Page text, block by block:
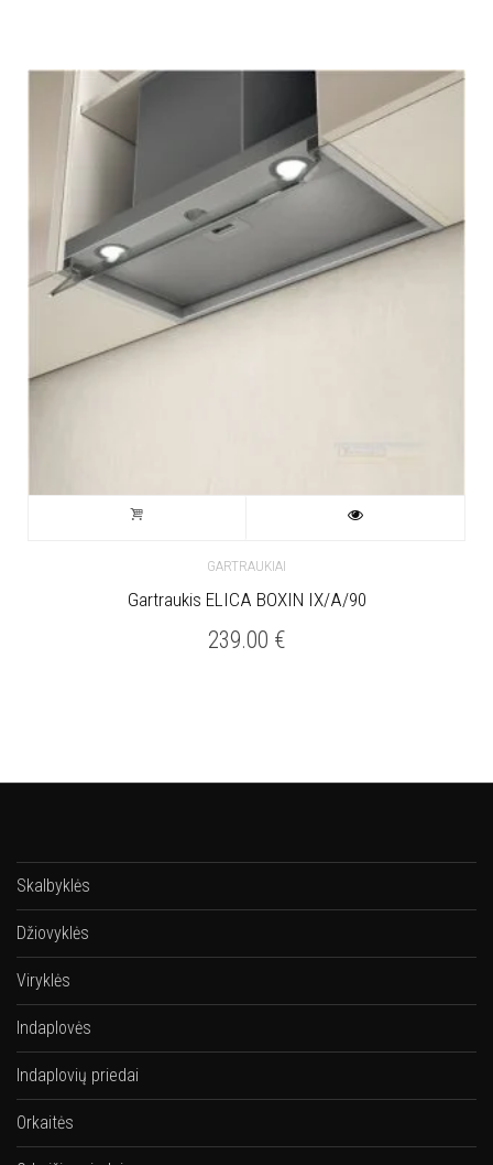
GARTRAUKIAI
Gartraukis ELICA BOXIN IX/A/90
239.00 €
Skalbyklės
Džiovyklės
Viryklės
Indaplovės
Indaplovių priedai
Orkaitės